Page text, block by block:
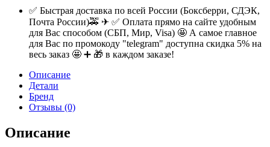
✅ Быстрая доставка по всей России (Боксберри, СДЭК,
Почта России)🚕 ✈ ✅ Оплата прямо на сайте удобным
для Вас способом (СБП, Мир, Visa) 🤩 А самое главное
для Вас по промокоду "telegram" доступна скидка 5% на
весь заказ 🤩 ➕ 🎁 в каждом заказе!
Описание
Детали
Бренд
Отзывы (0)
Описание